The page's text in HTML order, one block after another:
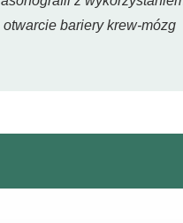
bariery krew-mózg